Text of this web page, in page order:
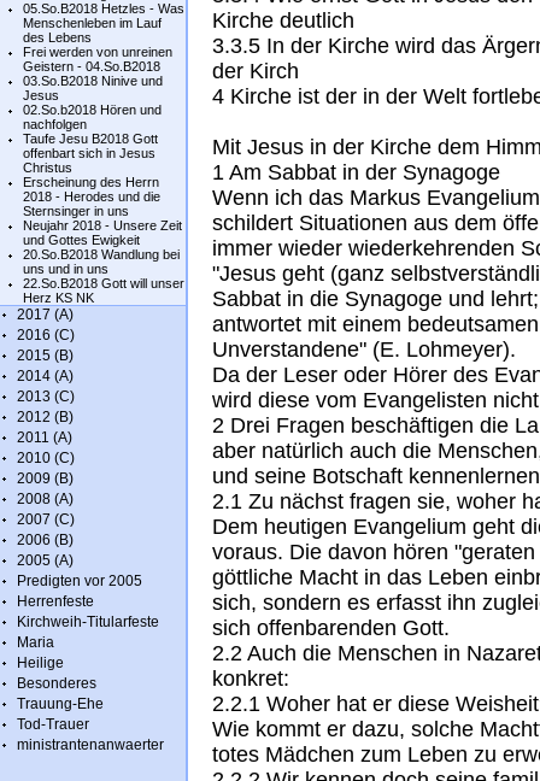
05.So.B2018 Hetzles - Was
Menschenleben im Lauf
des Lebens
Frei werden von unreinen
Geistern - 04.So.B2018
03.So.B2018 Ninive und
Jesus
02.So.b2018 Hören und
nachfolgen
Taufe Jesu B2018 Gott
offenbart sich in Jesus
Christus
Erscheinung des Herrn
2018 - Herodes und die
Sternsinger in uns
Neujahr 2018 - Unsere Zeit
und Gottes Ewigkeit
20.So.B2018 Wandlung bei
uns und in uns
22.So.B2018 Gott will unser
Herz KS NK
2017 (A)
2016 (C)
2015 (B)
2014 (A)
2013 (C)
2012 (B)
2011 (A)
2010 (C)
2009 (B)
2008 (A)
2007 (C)
2006 (B)
2005 (A)
Predigten vor 2005
Herrenfeste
Kirchweih-Titularfeste
Maria
Heilige
Besonderes
Trauung-Ehe
Tod-Trauer
ministrantenanwaerter
Kirche deutlich
3.3.5 In der Kirche wird das
der Kirch
4 Kirche ist der in der Welt
Mit Jesus in der Kirche dem
1 Am Sabbat in der Synagoge
Wenn ich das Markus
schildert Situationen aus dem
immer wieder wiederkehrenden
"Jesus geht (ganz
Sabbat in die Synagoge und
antwortet mit einem
Unverstandene" (E. Lohmeyer).
Da der Leser oder Hörer des
wird diese vom Evangelisten
2 Drei Fragen beschäftigen die
aber natürlich auch die
und seine Botschaft
2.1 Zu nächst fragen sie, woher
Dem heutigen Evangelium geht
voraus. Die davon hören
göttliche Macht in das Leben
sich, sondern es erfasst ihn
sich offenbarenden Gott.
2.2 Auch die Menschen in
konkret:
2.2.1 Woher hat er diese
Wie kommt er dazu, solche
totes Mädchen zum Leben zu